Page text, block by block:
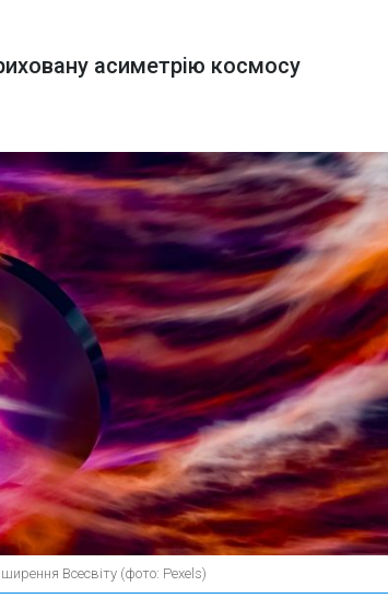
асиметрію космосу
Всесвіту (фото: Pexels)